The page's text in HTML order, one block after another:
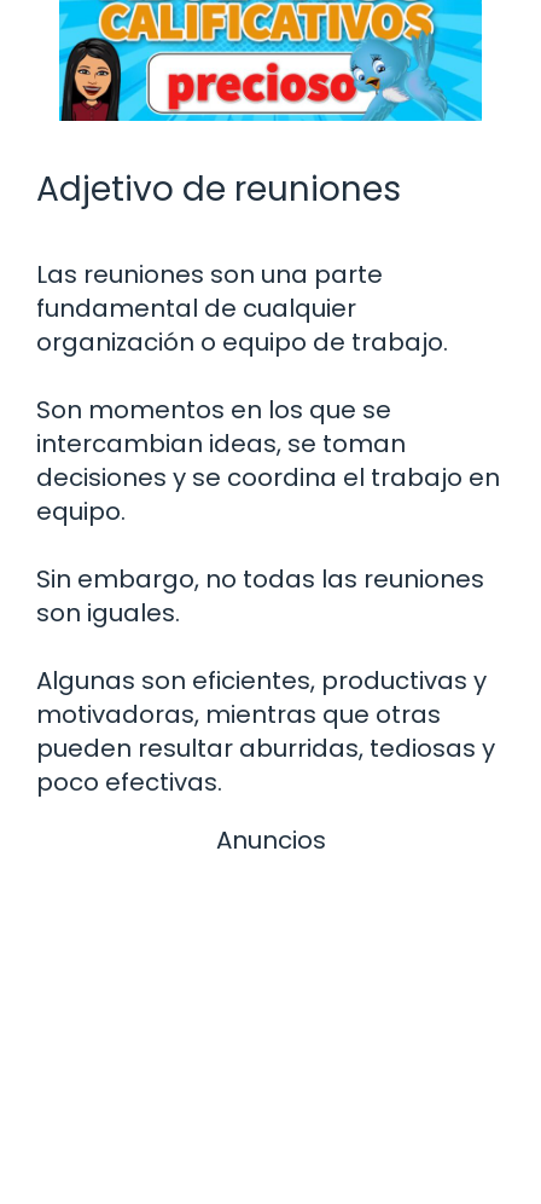
Adjetivo de reuniones
Las reuniones son una parte
fundamental de cualquier
organización o equipo de trabajo.
Son momentos en los que se
intercambian ideas, se toman
decisiones y se coordina el trabajo en
equipo.
Sin embargo, no todas las reuniones
son iguales.
Algunas son eficientes, productivas y
motivadoras, mientras que otras
pueden resultar aburridas, tediosas y
poco efectivas.
Anuncios